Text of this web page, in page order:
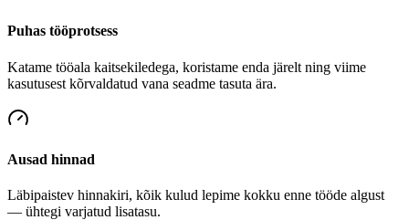
Puhas tööprotsess
Katame tööala kaitsekiledega, koristame enda järelt ning viime
kasutusest kõrvaldatud vana seadme tasuta ära.
Ausad hinnad
Läbipaistev hinnakiri, kõik kulud lepime kokku enne tööde algust
— ühtegi varjatud lisatasu.